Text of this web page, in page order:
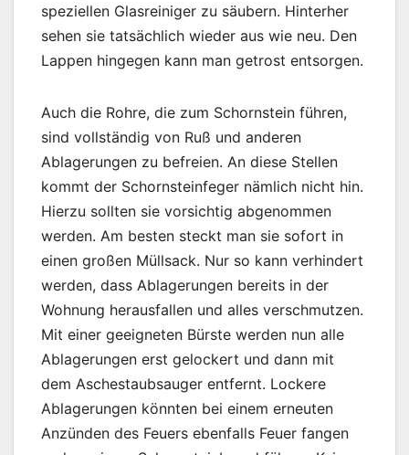
speziellen Glasreiniger zu säubern. Hinterher
sehen sie tatsächlich wieder aus wie neu. Den
Lappen hingegen kann man getrost entsorgen.
Auch die Rohre, die zum Schornstein führen,
sind vollständig von Ruß und anderen
Ablagerungen zu befreien. An diese Stellen
kommt der Schornsteinfeger nämlich nicht hin.
Hierzu sollten sie vorsichtig abgenommen
werden. Am besten steckt man sie sofort in
einen großen Müllsack. Nur so kann verhindert
werden, dass Ablagerungen bereits in der
Wohnung herausfallen und alles verschmutzen.
Mit einer geeigneten Bürste werden nun alle
Ablagerungen erst gelockert und dann mit
dem Aschestaubsauger entfernt. Lockere
Ablagerungen könnten bei einem erneuten
Anzünden des Feuers ebenfalls Feuer fangen